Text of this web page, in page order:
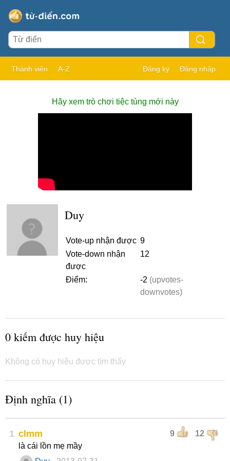
Thành viên A-Z Đăng ký Đăng nhập
Hãy xem trò chơi tiệc tùng mới này
Duy
Vote-up nhận được 9
Vote-down nhận
được
12
Điểm: -2 (upvotes-
downvotes)
0 kiếm được huy hiệu
Không có huy hiệu được tìm thấy
Định nghĩa (1)
1 9 12
clmm
là cái lồn mẹ mầy